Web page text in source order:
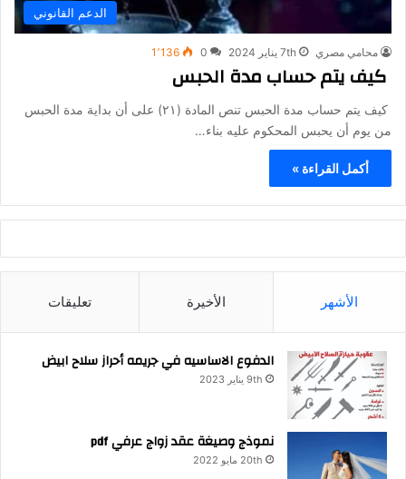
الدعم القانوني
محامي مصري 7th يناير 2024 0 1٬136
كيف يتم حساب مدة الحبس
كيف يتم حساب مدة الحبس تنص المادة (۲۱) على أن بداية مدة الحبس
من يوم أن يحبس المحكوم عليه بناء…
أكمل القراءة »
الأشهر الأخيرة تعليقات
الدفوع الاساسيه في جريمه أحراز سلاح ابيض
9th يناير 2023
نموذج وصيغة عقد زواج عرفي pdf
20th مايو 2022